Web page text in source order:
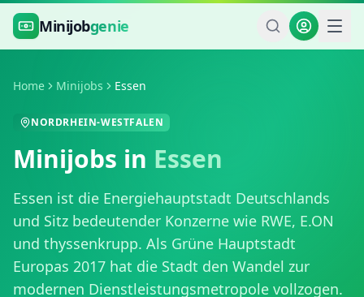
Zum Hauptinhalt springen
Minijobgenie
Home Minijobs Essen
NORDRHEIN-WESTFALEN
Minijobs in Essen
Essen ist die Energiehauptstadt Deutschlands
und Sitz bedeutender Konzerne wie RWE, E.ON
und thyssenkrupp. Als Grüne Hauptstadt
Europas 2017 hat die Stadt den Wandel zur
modernen Dienstleistungsmetropole vollzogen.